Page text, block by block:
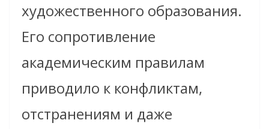
художественного образования.
Его сопротивление
академическим правилам
приводило к конфликтам,
отстранениям и даже